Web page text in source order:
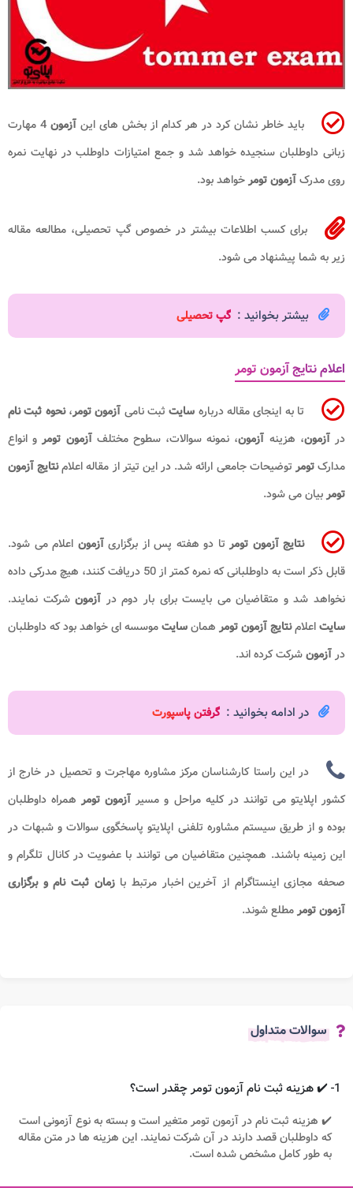
باید خاطر نشان کرد در هر کدام از بخش های این آزمون
4 مهارت
زبانی داوطلبان سنجیده خواهد شد و جمع امتیازات داوطلب در نهایت نمره
روی مدرکآزمون تومرخواهد بود.
برای کسب اطلاعات بیشتر در خصوص گپ تحصیلی، مطالعه مقاله
زیر به شما پیشنهاد می شود.
بیشتر بخوانید : گپ تحصیلی
اعلام نتایج آزمون تومر
تا به اینجای مقاله درباره سایت ثبت نامی آزمون تومر،نحوه ثبت نام
درآزمون، هزینه آزمون، نمونه سوالات، سطوح مختلفآزمون تومر و انواع
مدارکتومرتوضیحات جامعی ارائه شد. در این تیتر از مقاله اعلامنتایج آزمون
تومربیان می شود.
نتایج آزمون تومر تا دو هفته پس از برگزاریآزمون اعلام می شود.
قابل ذکر است به داوطلبانی که نمره کمتر از 50 دریافت کنند، هیچ مدرکی داده
نخواهد شد و متقاضیان می بایست برای بار دوم در آزمونشرکت نمایند.
سایتاعلامنتایج آزمونتومرهمانسایتموسسه ای خواهد بود که داوطلبان
درآزمونشرکت کرده اند.
در ادامه بخوانید : گرفتن پاسپورت
در این راستا کارشناسان مرکز مشاوره مهاجرت و تحصیل در خارج از
کشور اپلایتو می توانند در کلیه مراحل و مسیر آزمون تومر همراه داوطلبان
بوده و از طریق سیستم مشاوره تلفنی اپلایتو پاسخگوی سوالات و شبهات در
این زمینه باشند. همچنین متقاضیان می توانند با عضویت در کانال تلگرام و
صحفه مجازی اینستاگرام از آخرین اخبار مرتبط بازمان ثبت نام و برگزاری
آزمونتومرمطلع شوند.
سوالات متداول
1- ✔️ هزینه ثبت نام آزمون تومر چقدر است؟
✔️ هزینه ثبت نام در آزمون تومر متغیر است و بسته به نوع آزمونی است
که داوطلبان قصد دارند در آن شرکت نمایند. این هزینه ها در متن مقاله
به طور کامل مشخص شده است.